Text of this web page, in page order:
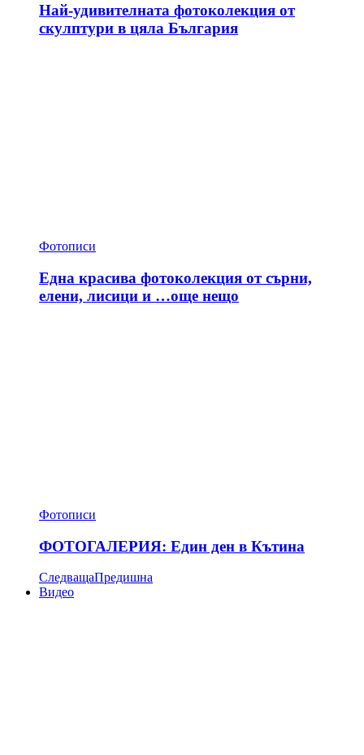
Най-удивителната фотоколекция от
скулптури в цяла България
Фотописи
Една красива фотоколекция от сърни,
елени, лисици и …още нещо
Фотописи
ФОТОГАЛЕРИЯ: Един ден в Кътина
СледващаПредишна
Видео